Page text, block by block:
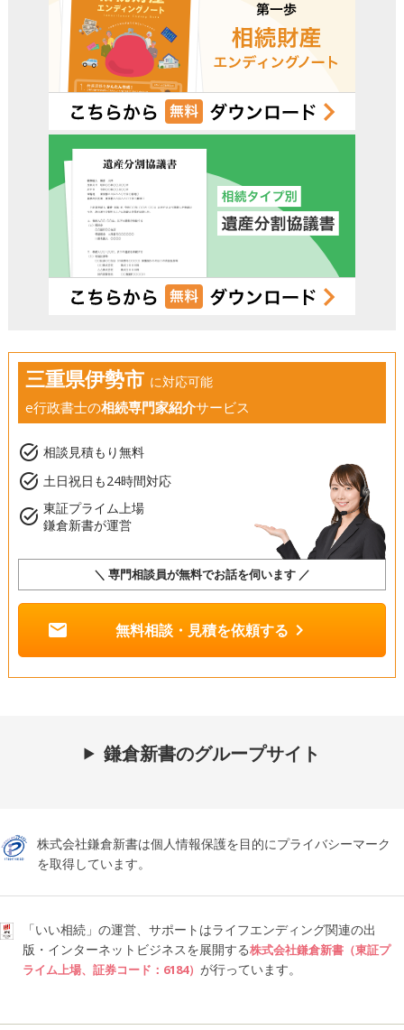
三重県伊勢市 に対応可能
e行政書士の相続専門家紹介サービス
task_alt 相談見積もり無料
task_alt 土日祝日も24時間対応
task_alt 東証プライム上場
鎌倉新書が運営
＼ 専門相談員が無料でお話を伺います ／
mail 無料相談・見積を依頼する chevron_right
鎌倉新書のグループサイト
株式会社鎌倉新書は個人情報保護を目的にプライバシーマーク
を取得しています。
「いい相続」の運営、サポートはライフエンディング関連の出
版・インターネットビジネスを展開する株式会社鎌倉新書（東証プ
ライム上場、証券コード：6184） が行っています。